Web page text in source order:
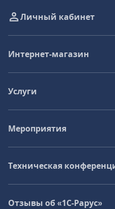
Личный кабинет
Интернет-магазин
Услуги
Мероприятия
Техническая
Отзывы об «1С-Рарус»